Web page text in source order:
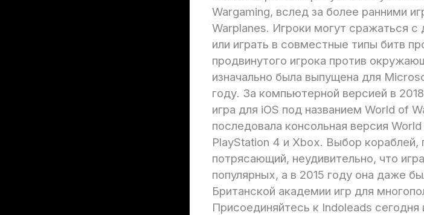
Wargaming, вслед за более ранними
Warplanes. Игроки могут сражаться с
или играть в совместные типы битв
продвинутого игрока против
изначально была выпущена для
году. За компьютерной версией в
игра для iOS под названием World of
последовала консольная версия
PlayStation 4 и Xbox. Выбор кораблей,
потрясающий, неудивительно, что
популярных, а в 2015 году она даже
Британской академии игр для
Присоединяйтесь к Indoleads